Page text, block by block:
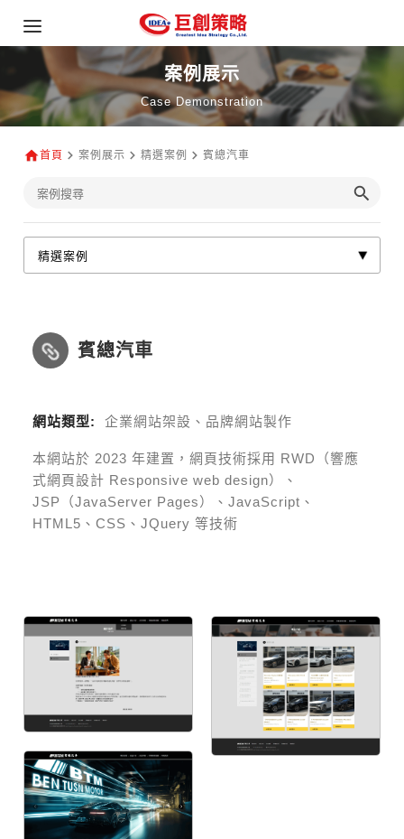
案例展示
Case Demonstration
首頁 案例展示 精選案例 賓總汽車
賓總汽車
網站類型: 企業網站架設、品牌網站製作
本網站於 2023 年建置，網頁技術採用 RWD（響應
式網頁設計 Responsive web design）、
JSP（JavaServer Pages）、JavaScript、
HTML5、CSS、JQuery 等技術